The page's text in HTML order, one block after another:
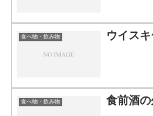
食べ物・飲み物 ウイス
食べ物・飲み物 食前酒